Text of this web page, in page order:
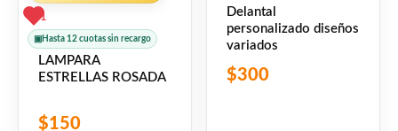
1
▣ Hasta 12 cuotas sin recargo
LAMPARA
ESTRELLAS ROSADA
$150
Delantal
personalizado diseños
variados
$300